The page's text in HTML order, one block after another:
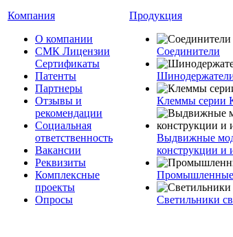
Компания
О компании
СМК Лицензии
Сертификаты
Патенты
Партнеры
Отзывы и
рекомендации
Социальная
ответственность
Вакансии
Реквизиты
Комплексные
проекты
Опросы
Продукция
Соединители
Клеммы серии
Выдвижные
конструкции и
Промышленные
Светильники